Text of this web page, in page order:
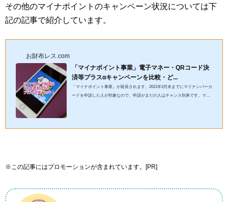
その他のマイナポイントのキャンペーン状況については下
記の記事で紹介しています。
お財布レス.com
「マイナポイント事業」電子マネー・QRコード決
済等プラスαキャンペーンを比較・ど...
「マイナポイント事業」が延長されます。2021年3月末までにマイナンバーカ
ードを申請した人が対象なので、申請がまだの人はチャンス到来です。マイ
※この記事にはプロモーションが含まれています。[PR]